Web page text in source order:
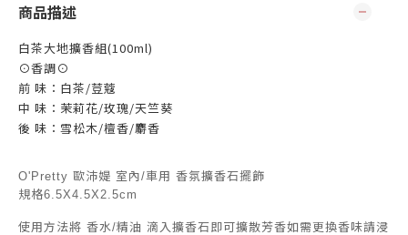
商品描述
白茶大地擴香組(100ml)
⊙香調⊙
前 味：白茶/荳蔻
中 味：茉莉花/玫瑰/天竺葵
後 味：雪松木/檀香/麝香
O'Pretty 歐沛媞 室內/車用 香氛擴香石擺飾
規格6.5X4.5X2.5cm
使用方法將 香水/精油 滴入擴香石即可擴散芳香如需更換香味請浸